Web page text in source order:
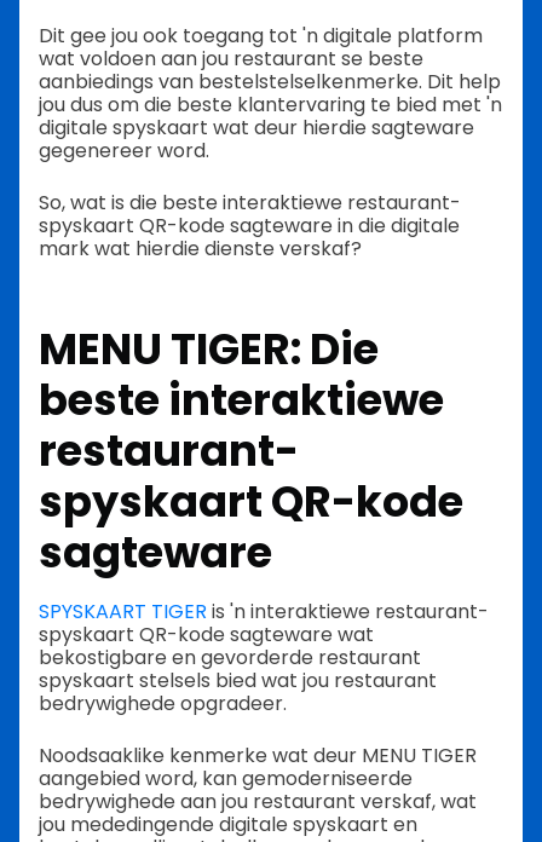
Dit gee jou ook toegang tot 'n digitale platform
wat voldoen aan jou restaurant se beste
aanbiedings van bestelstelselkenmerke. Dit help
jou dus om die beste klantervaring te bied met 'n
digitale spyskaart wat deur hierdie sagteware
gegenereer word.
So, wat is die beste interaktiewe restaurant-
spyskaart QR-kode sagteware in die digitale
mark wat hierdie dienste verskaf?
MENU TIGER: Die
beste interaktiewe
restaurant-
spyskaart QR-kode
sagteware
SPYSKAART TIGER is 'n interaktiewe restaurant-
spyskaart QR-kode sagteware wat
bekostigbare en gevorderde restaurant
spyskaart stelsels bied wat jou restaurant
bedrywighede opgradeer.
Noodsaaklike kenmerke wat deur MENU TIGER
aangebied word, kan gemoderniseerde
bedrywighede aan jou restaurant verskaf, wat
jou mededingende digitale spyskaart en